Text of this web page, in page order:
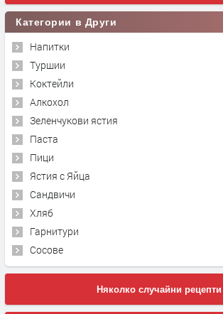
Категории в Други
Напитки
Туршии
Коктейли
Алкохол
Зеленчукови ястия
Паста
Пици
Ястия с Яйца
Сандвичи
Хляб
Гарнитури
Сосове
Няколко случайни рецепти